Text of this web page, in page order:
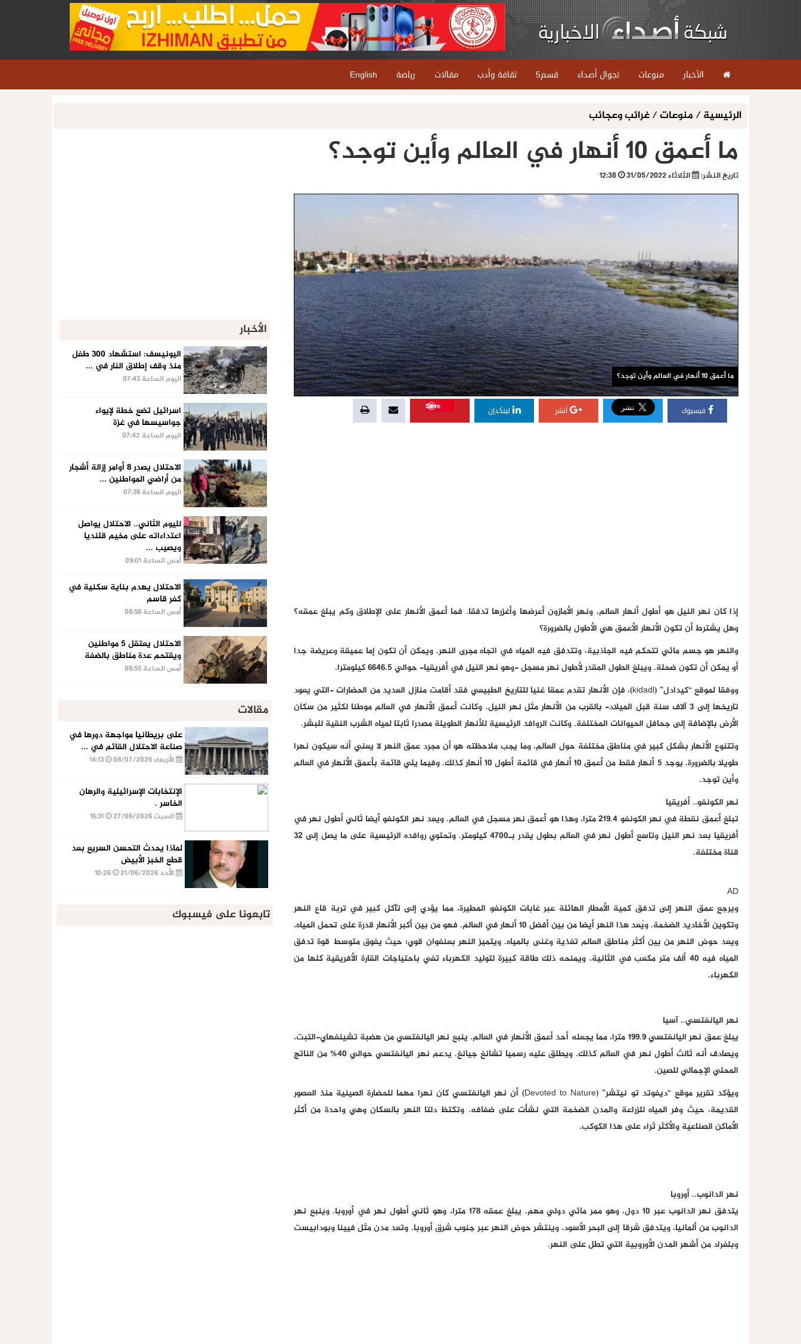
الأخبار منوعات تجوال أصداء قسم5 ثقافة وأدب مقالات رياضة English
الرئيسية/ منوعات/غرائب وعجائب
ما أعمق 10 أنهار في العالم وأين توجد؟
تاريخ النشر: الثلاثاء 31/05/2022
ما أعمق 10 أنهار في العالم وأين توجد؟
فيسبوك أنشر لينكدإن
Save
إذا كان نهر النيل هو أطول أنهار العالم، ونهر الأمازون أعرضها وأغزرها تدفقا. فما أعمق الأنهار على الإطلاق وكم يبلغ عمقه؟
وهل يشترط أن تكون الأنهار الأعمق هي الأطول بالضرورة؟
والنهر هو جسم مائي تتحكم فيه الجاذبية، وتتدفق فيه المياه في اتجاه مجرى النهر. ويمكن أن تكون إما عميقة وعريضة جدا
أو يمكن أن تكون ضحلة. ويبلغ الطول المقدر لأطول نهر مسجل -وهو نهر النيل في أفريقيا- حوالي 6646.5 كيلومترا.
ووفقا لموقع “كيدادل” (kidadl)، فإن الأنهار تقدم عمقا غنيا للتاريخ الطبيعي فقد أقامت منازل العديد من الحضارات -التي يعود
تاريخها إلى 3 آلاف سنة قبل الميلاد- بالقرب من الأنهار مثل نهر النيل. وكانت أعمق الأنهار في العالم موطنا لكثير من سكان
الأرض بالإضافة إلى جحافل الحيوانات المختلفة. وكانت الروافد الرئيسية للأنهار الطويلة مصدرا ثابتا لمياه الشرب النقية للبشر.
وتتنوع الأنهار بشكل كبير في مناطق مختلفة حول العالم، وما يجب ملاحظته هو أن مجرد عمق النهر لا يعني أنه سيكون نهرا
طويلا بالضرورة. يوجد 5 أنهار فقط من أعمق 10 أنهار في قائمة أطول 10 أنهار كذلك. وفيما يلي قائمة بأعمق الأنهار في العالم
وأين توجد.
نهر الكونغو.. أفريقيا
تبلغ أعمق نقطة في نهر الكونغو 219.4 مترا، وهذا هو أعمق نهر مسجل في العالم. ويعد نهر الكونغو أيضا ثاني أطول نهر في
أفريقيا بعد نهر النيل وتاسع أطول نهر في العالم بطول يقدر بـ4700 كيلومتر. وتحتوي روافده الرئيسية على ما يصل إلى 32
قناة مختلفة.
AD
ويرجع عمق النهر إلى تدفق كمية الأمطار الهائلة عبر غابات الكونغو المطيرة، مما يؤدي إلى تآكل كبير في تربة قاع النهر
وتكوين الأخاديد الضخمة. ويُعد هذا النهر أيضا من بين أفضل 10 أنهار في العالم. فهو من بين أكبر الأنهار قدرة على تحمل المياه،
ويعد حوض النهر من بين أكثر مناطق العالم تغذية وغنى بالمياه. ويتميز النهر بعنفوان قوي؛ حيث يفوق متوسط قوة تدفق
المياه فيه 40 ألف متر مكعب في الثانية، ويمنحه ذلك طاقة كبيرة لتوليد الكهرباء تفي باحتياجات القارة الأفريقية كلها من
الكهرباء.
نهر اليانغتسي.. آسيا
يبلغ عمق نهر اليانغتسي 199.9 مترا، مما يجعله أحد أعمق الأنهار في العالم. ينبع نهر اليانغتسي من هضبة تشينغهاي-التبت،
ويصادف أنه ثالث أطول نهر في العالم كذلك. ويطلق عليه رسميا تشانغ جيانغ. يدعم نهر اليانغتسي حوالي 40% من الناتج
المحلي الإجمالي للصين.
ويؤكد تقرير موقع “ديفوتد تو نيتشر” (Devoted to Nature) أن نهر اليانغتسي كان نهرا مهما للحضارة الصينية منذ العصور
القديمة، حيث وفر المياه للزراعة والمدن الضخمة التي نشأت على ضفافه. وتكتظ دلتا النهر بالسكان وهي واحدة من أكثر
الأماكن الصناعية والأكثر ثراء على هذا الكوكب.
نهر الدانوب.. أوروبا
يتدفق نهر الدانوب عبر 10 دول، وهو ممر مائي دولي مهم. يبلغ عمقه 178 مترا، وهو ثاني أطول نهر في أوروبا. وينبع نهر
الدانوب من ألمانيا، ويتدفق شرقا إلى البحر الأسود، وينتشر حوض النهر عبر جنوب شرق أوروبا. وتعد مدن مثل فيينا وبودابيست
وبلغراد من أشهر المدن الأوروبية التي تطل على النهر.
الأخبار
اليونيسف: استشهاد 300 طفل
منذ وقف إطلاق النار في ...
اليوم الساعة 07:43
اسرائيل تضع خطة لإيواء
جواسيسها في غزة
اليوم الساعة 07:42
الاحتلال يصدر 8 أوامر إزالة أشجار
من أراضي المواطنين ...
اليوم الساعة 07:38
لليوم الثاني.. الاحتلال يواصل
اعتداءاته على مخيم قلنديا
ويصيب ...
أمس الساعة 09:01
الاحتلال يهدم بناية سكنية في
كفر قاسم
أمس الساعة 08:58
الاحتلال يعتقل 5 مواطنين
ويقتحم عدة مناطق بالضفة
أمس الساعة 08:55
مقالات
على بريطانيا مواجهة دورها في
صناعة الاحتلال القائم في ...
الأربعاء 08/07/2026
الإنتخابات الإسرائيلية والرهان
الخاسر .
السبت 27/06/2026
لماذا يحدث التحسن السريع بعد
قطع الخبز الأبيض
الأحد 21/06/2026
تابعونا على فيسبوك